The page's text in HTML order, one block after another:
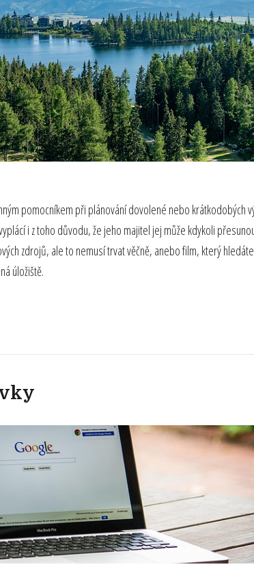
pomocníkem při plánování dovolené nebo
i z toho důvodu, že jeho majitel jej může kdykoli
zdrojů, ale to nemusí trvat věčně, anebo film, který
úložiště.